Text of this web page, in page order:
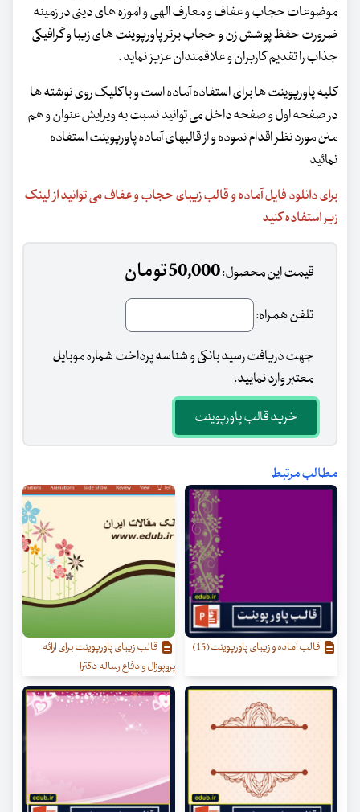
موضوعات حجاب و عفاف و معارف الهی و آموزه های دینی در زمینه
ضرورت حفظ پوشش زن و حجاب برتر پاورپوینت های زیبا و گرافیکی
جذاب را تقدیم کاربران و علاقمندان عزیز نماید .
کلیه پاورپوینت ها برای استفاده آماده است و با کلیک روی نوشته ها
در صفحه اول و صفحه داخل می توانید نسبت به ویرایش عنوان و هم
متن مورد نظر اقدام نموده و از قالبهای آماده پاورپوینت استفاده
نمائید
برای دانلود فایل آماده و قالب زیبای حجاب و عفاف می توانید از لینک
زیر استفاده کنید
قیمت این محصول:50,000 تومان
تلفن همراه:
جهت دریافت رسید بانکی و شناسه پرداخت شماره موبایل
معتبر وارد نمایید.
خرید قالب پاورپوینت
مطالب مرتبط
قالب آماده و زیبای پاورپوینت(15)
قالب زیبای پاورپوینت برای ارائه
پروپوزال و دفاع رساله دکترا